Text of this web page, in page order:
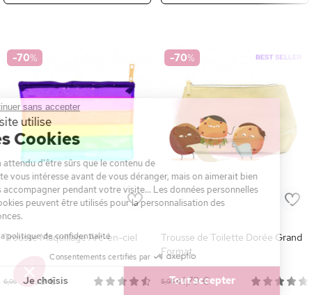
-70%
Trousse Maquillage Arc-en-ciel
6,95 €2,09 €
-70%
Trousse de Toilette Dorée Grand
Format
5,95 €1,79 €
Continuer sans accepter
Ce site utilise
des Cookies
On a attendu d'être sûrs que le contenu de
ce site vous intéresse avant de vous déranger, mais on aimerait bien
vous accompagner pendant votre visite... Les données personnelles
et cookies peuvent être utilisés pour la personnalisation des
annonces.
Lire la politique de confidentialité
Consentements certifiés par
Je choisis Tout accepter